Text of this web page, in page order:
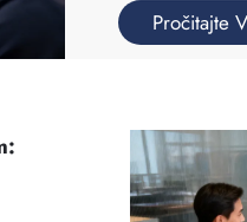
potiče snažan
napravite
Pročitajte